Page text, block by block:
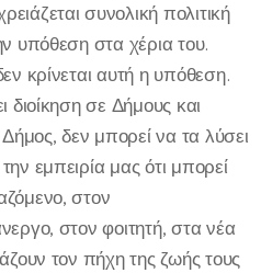
συνολική πολιτική
υπόθεση στα χέρια του.
κρίνεται αυτή η υπόθεση.
διοίκηση σε Δήμους και
δεν μπορεί να τα λύσει
εμπειρία μας ότι μπορεί
στον
στον φοιτητή, στα νέα
τον πήχη της ζωής τους